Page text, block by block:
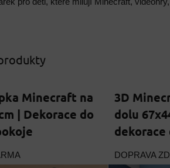
Minecraft na
| Dekorace do
3D
dolu
DOPRAVA